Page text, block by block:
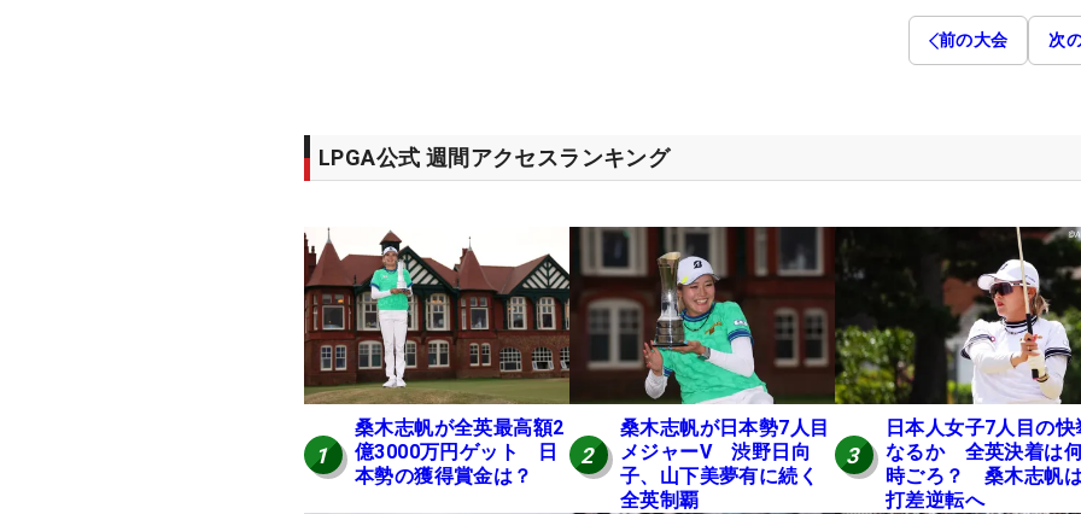
前の大会 次
LPGA公式 週間アクセスランキング
1
桑木志帆が全英最高額2
億3000万円ゲット 日
本勢の獲得賞金は？
2
桑木志帆が日本勢7人目
メジャーV 渋野日向
子、山下美夢有に続く
全英制覇
3
日本人女子7人目の快
なるか 全英決着は
時ごろ？ 桑木志帆
打差逆転へ